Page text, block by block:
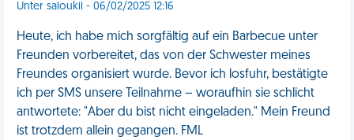
Unter saloukii - 06/02/2025 12:16
Heute, ich habe mich sorgfältig auf ein Barbecue unter
Freunden vorbereitet, das von der Schwester meines
Freundes organisiert wurde. Bevor ich losfuhr, bestätigte
ich per SMS unsere Teilnahme – woraufhin sie schlicht
antwortete: "Aber du bist nicht eingeladen." Mein Freund
ist trotzdem allein gegangen. FML